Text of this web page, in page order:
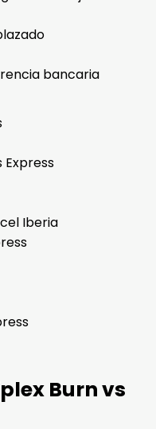
bancaria
Express
Iberia
Burn vs